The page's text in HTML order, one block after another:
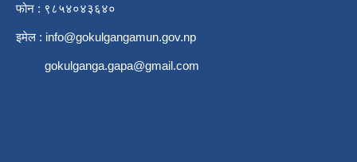
फोन : ९८५४०४३६४०
इमेल : info@gokulgangamun.gov.np
gokulganga.gapa@gmail.com